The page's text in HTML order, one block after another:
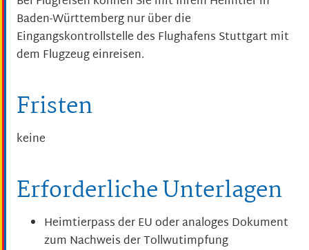
Baden-Württemberg nur über die
Eingangskontrollstelle des Flughafens Stuttgart mit
dem Flugzeug einreisen.
Fristen
keine
Erforderliche Unterlagen
Heimtierpass der EU oder analoges Dokument
zum Nachweis der Tollwutimpfung